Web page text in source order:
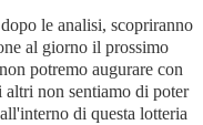
le analisi, scopriranno
al giorno il prossimo
potremo augurare con
non sentiamo di poter
di questa lotteria